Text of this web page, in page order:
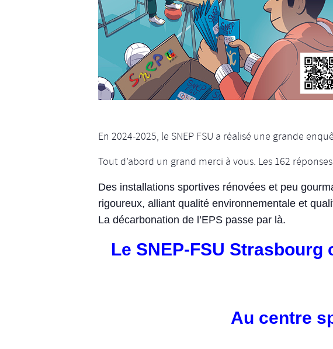
En 2024-2025, le SNEP FSU a réalisé une grande
Tout d’abord un grand merci à vous. Les 162
Des installations sportives rénovées et peu
rigoureux, alliant qualité environnementale et
La décarbonation de l’EPS passe par là.
Le SNEP-FSU
Au centre